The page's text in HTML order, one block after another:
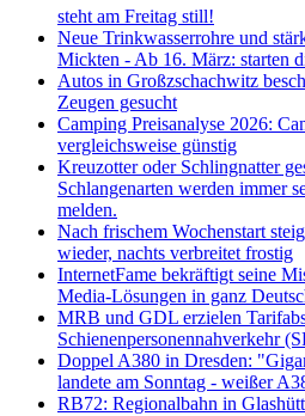
steht am Freitag still!
Neue Trinkwasserrohre und
Mickten - Ab 16. März: starten
Autos in Großzschachwitz
Zeugen gesucht
Camping Preisanalyse 2026:
vergleichsweise günstig
Kreuzotter oder Schlingnatter
Schlangenarten werden immer
melden.
Nach frischem Wochenstart
wieder, nachts verbreitet frostig
InternetFame bekräftigt seine
Media-Lösungen in ganz
MRB und GDL erzielen
Schienenpersonennahverkehr
Doppel A380 in Dresden:
landete am Sonntag - weißer
RB72: Regionalbahn in